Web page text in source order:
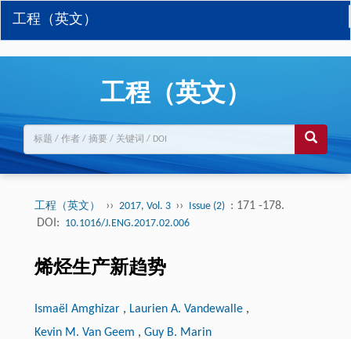
工程（英文）
工程（英文）
工程（英文） ›› 2017, Vol. 3 ›› Issue (2) : 171 -178.
DOI: 10.1016/J.ENG.2017.02.006
烯烃生产新趋势
Ismaël Amghizar , Laurien A. Vandewalle ,
Kevin M. Van Geem , Guy B. Marin